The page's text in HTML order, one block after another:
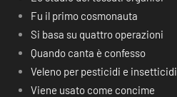
Fu il primo cosmonauta
Si basa su quattro operazioni
Quando canta è confesso
Veleno per pesticidi e insetticidi
Viene usato come concime